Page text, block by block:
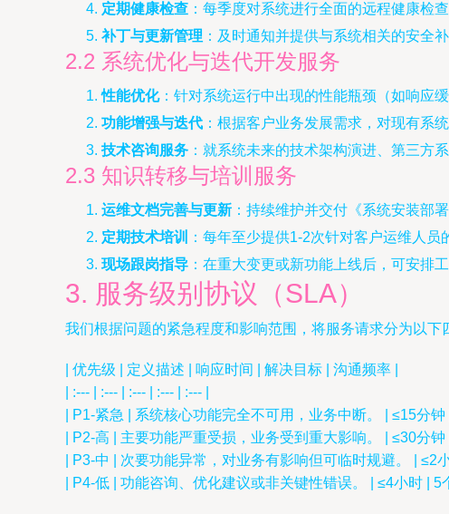
定期健康检查 ：每季度对系统进行全面的远程健康检
补丁与更新管理 ：及时通知并提供与系统相关的安全
2.2 系统优化与迭代开发服务
性能优化：针对系统运行中出现的性能瓶颈（如响应
功能增强与迭代 ：根据客户业务发展需求，对现有系
技术咨询服务 ：就系统未来的技术架构演进、第三方
2.3 知识转移与培训服务
运维文档完善与更新 ：持续维护并交付《系统安装部
定期技术培训
：每年至少提供1-2次针对客户运维人
现场跟岗指导 ：在重大变更或新功能上线后，可安排
3. 服务级别协议（SLA）
我们根据问题的紧急程度和影响范围，将服务请求分为以下
| 优先级 | 定义描述 | 响应时间 | 解决目标 | 沟通频率 |
| :--- | :--- | :--- | :--- | :--- |
| P1-紧急 | 系统核心功能完全不可用，业务中断。 | ≤15分
| P2-高 | 主要功能严重受损，业务受到重大影响。 | ≤30分
| P3-中 | 次要功能异常，对业务有影响但可临时规避。 | ≤2
| P4-低 | 功能咨询、优化建议或非关键性错误。 | ≤4小时 |